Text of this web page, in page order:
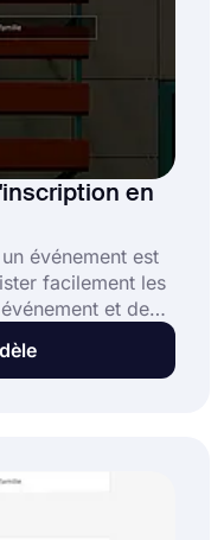
en
événement est
facilement les
et de
nécessaires. Ce
en